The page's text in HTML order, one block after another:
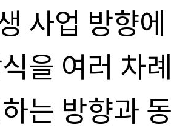
사업 방향
을 여러 차
는 방향과